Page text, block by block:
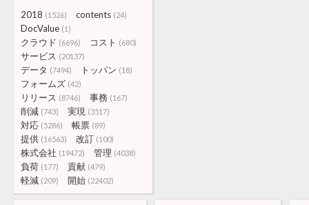
2018 (1526) contents (24)
DocValue (1)
クラウド (6696) コスト (680)
サービス (20137)
データ (7494) トッパン (18)
フォームズ (42)
リリース (8746) 事務 (167)
削減 (743) 実現 (3517)
対応 (5286) 帳票 (89)
提供 (16563) 改訂 (100)
株式会社 (19472) 管理 (4038)
負荷 (177) 貢献 (479)
軽減 (209) 開始 (22402)